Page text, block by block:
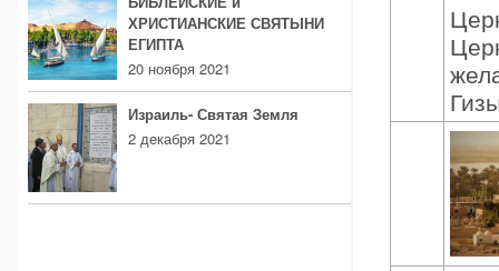
ХРИСТИАНСКИЕ СВЯТЫНИ
ЕГИПТА
20 ноября 2021
Израиль- Святая Земля
2 декабря 2021